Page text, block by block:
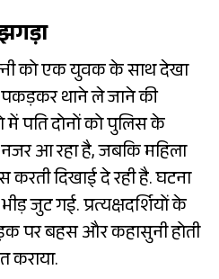
को एक युवक के साथ देखा
पकड़कर थाने ले जाने की
में पति दोनों को पुलिस के
आ रहा है, जबकि महिला
करती दिखाई दे रही है. घटना
जुट गई. प्रत्यक्षदर्शियों के
पर बहस और कहासुनी होती
कराया.